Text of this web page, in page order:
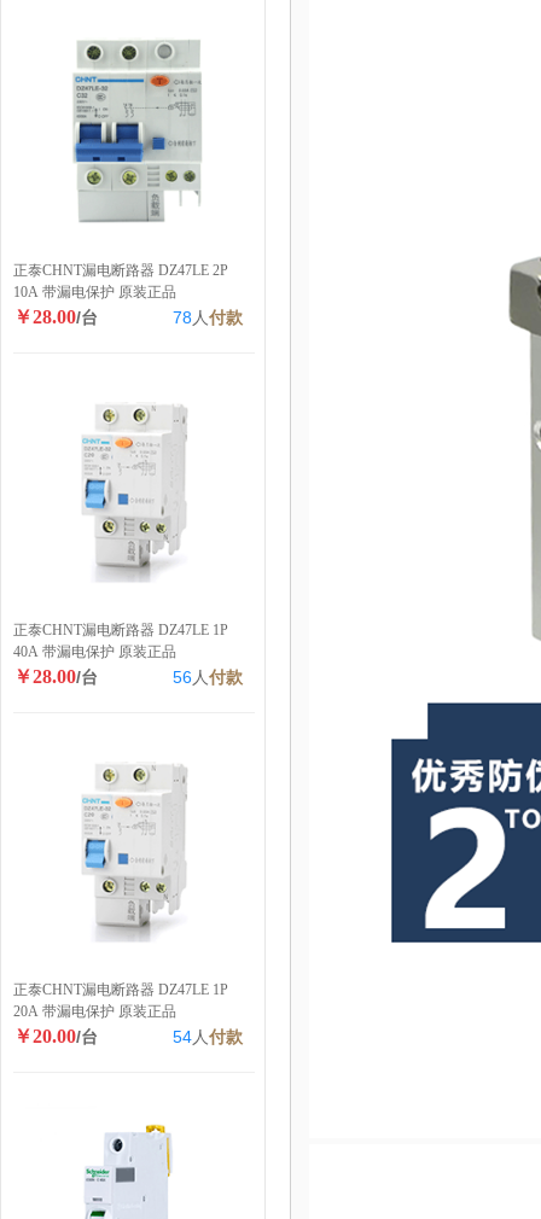
正泰CHNT漏电断路器 DZ47LE 2P
10A 带漏电保护 原装正品
￥28.00/台 78 人付款
正泰CHNT漏电断路器 DZ47LE 1P
40A 带漏电保护 原装正品
￥28.00/台 56人付款
正泰CHNT漏电断路器 DZ47LE 1P
20A 带漏电保护 原装正品
￥20.00/台 54人付款